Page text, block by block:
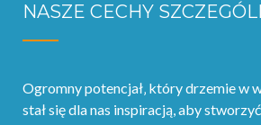
NASZE CECHY
Ogromny potencjał‚ który drzemie w
stał się dla nas inspiracją, aby